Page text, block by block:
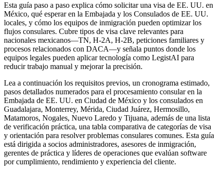
Esta guía paso a paso explica cómo solicitar una visa de EE. UU. en
México, qué esperar en la Embajada y los Consulados de EE. UU.
locales, y cómo los equipos de inmigración pueden optimizar los
flujos consulares. Cubre tipos de visa clave relevantes para
nacionales mexicanos—TN, H-2A, H-2B, peticiones familiares y
procesos relacionados con DACA—y señala puntos donde los
equipos legales pueden aplicar tecnología como LegistAI para
reducir trabajo manual y mejorar la precisión.
Lea a continuación los requisitos previos, un cronograma estimado,
pasos detallados numerados para el procesamiento consular en la
Embajada de EE. UU. en Ciudad de México y los consulados en
Guadalajara, Monterrey, Mérida, Ciudad Juárez, Hermosillo,
Matamoros, Nogales, Nuevo Laredo y Tijuana, además de una lista
de verificación práctica, una tabla comparativa de categorías de visa
y orientación para resolver problemas consulares comunes. Esta guía
está dirigida a socios administradores, asesores de inmigración,
gerentes de práctica y líderes de operaciones que evalúan software
por cumplimiento, rendimiento y experiencia del cliente.